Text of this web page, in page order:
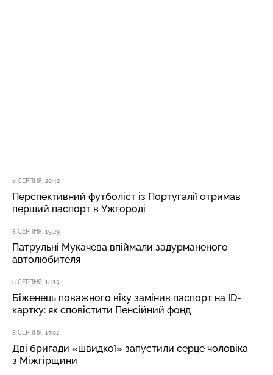
8 СЕРПНЯ, 20:42
Перспективний футболіст із Португалії отримав
перший паспорт в Ужгороді
8 СЕРПНЯ, 19:29
Патрульні Мукачева впіймали задурманеного
автолюбителя
8 СЕРПНЯ, 18:15
Біженець поважного віку замінив паспорт на ID-
картку: як сповістити Пенсійний фонд
8 СЕРПНЯ, 17:02
Дві бригади «швидкої» запустили серце чоловіка
з Міжгірщини